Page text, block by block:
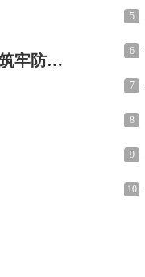
大理日报 | 弥渡县寅街镇人大主席团—— 靠前监督 闭环管理 筑牢防溺水安全防线
5
6
7
8
9
10